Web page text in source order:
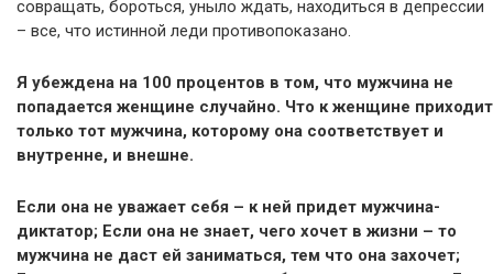
совращать, бороться, уныло ждать, находиться в депрессии
– все, что истинной леди противопоказано.
Я убеждена на 100 процентов в том, что мужчина не
попадается женщине случайно. Что к женщине приходит
только тот мужчина, которому она соответствует и
внутренне, и внешне.
Если она не уважает себя – к ней придет мужчина-
диктатор; Если она не знает, чего хочет в жизни – то
мужчина не даст ей заниматься, тем что она захочет;